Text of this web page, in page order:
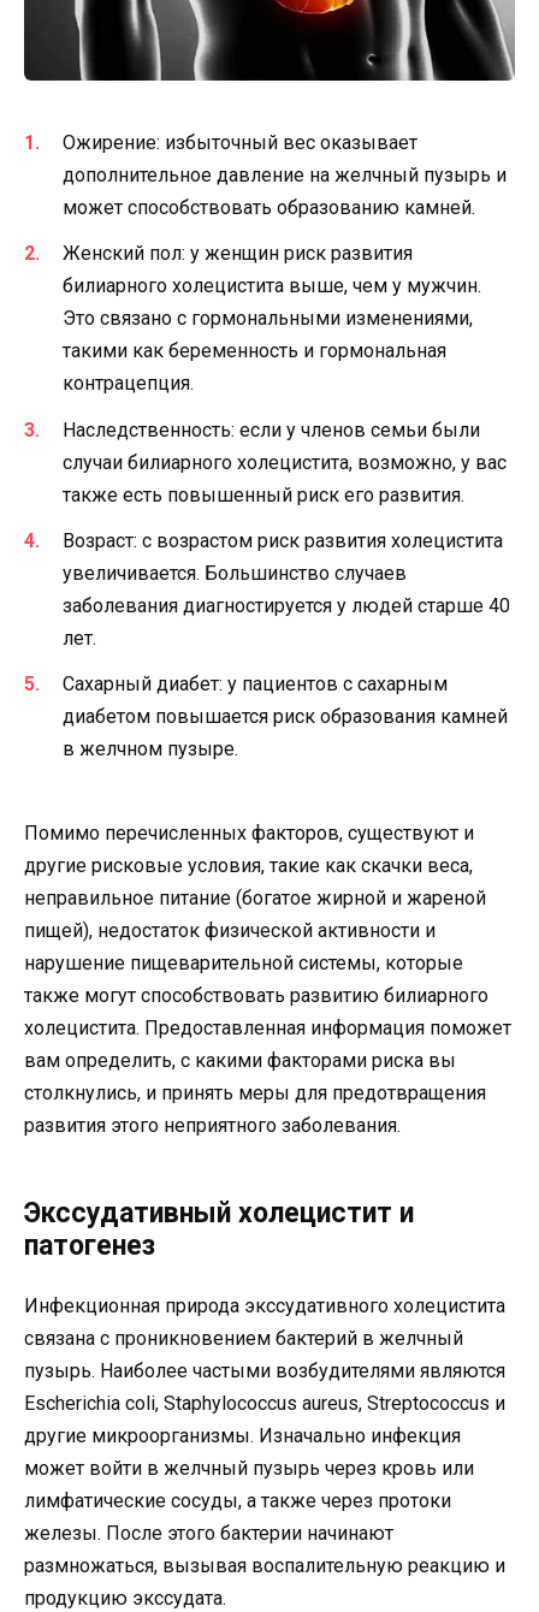
Ожирение: избыточный вес оказывает
дополнительное давление на желчный пузырь и
может способствовать образованию камней.
Женский пол: у женщин риск развития
билиарного холецистита выше, чем у мужчин.
Это связано с гормональными изменениями,
такими как беременность и гормональная
контрацепция.
Наследственность: если у членов семьи были
случаи билиарного холецистита, возможно, у вас
также есть повышенный риск его развития.
Возраст: с возрастом риск развития холецистита
увеличивается. Большинство случаев
заболевания диагностируется у людей старше 40
лет.
Сахарный диабет: у пациентов с сахарным
диабетом повышается риск образования камней
в желчном пузыре.
Помимо перечисленных факторов, существуют и
другие рисковые условия, такие как скачки веса,
неправильное питание (богатое жирной и жареной
пищей), недостаток физической активности и
нарушение пищеварительной системы, которые
также могут способствовать развитию билиарного
холецистита. Предоставленная информация поможет
вам определить, с какими факторами риска вы
столкнулись, и принять меры для предотвращения
развития этого неприятного заболевания.
Экссудативный холецистит и
патогенез
Инфекционная природа экссудативного холецистита
связана с проникновением бактерий в желчный
пузырь. Наиболее частыми возбудителями являются
Escherichia coli, Staphylococcus aureus, Streptococcus и
другие микроорганизмы. Изначально инфекция
может войти в желчный пузырь через кровь или
лимфатические сосуды, а также через протоки
железы. После этого бактерии начинают
размножаться, вызывая воспалительную реакцию и
продукцию экссудата.